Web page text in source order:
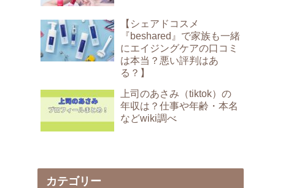
【シェアドコスメ
『beshared』で家族も一緒
にエイジングケアの口コミ
は本当？悪い評判はあ
る？】
上司のあさみ（tiktok）の
年収は？仕事や年齢・本名
などwiki調べ
カテゴリー